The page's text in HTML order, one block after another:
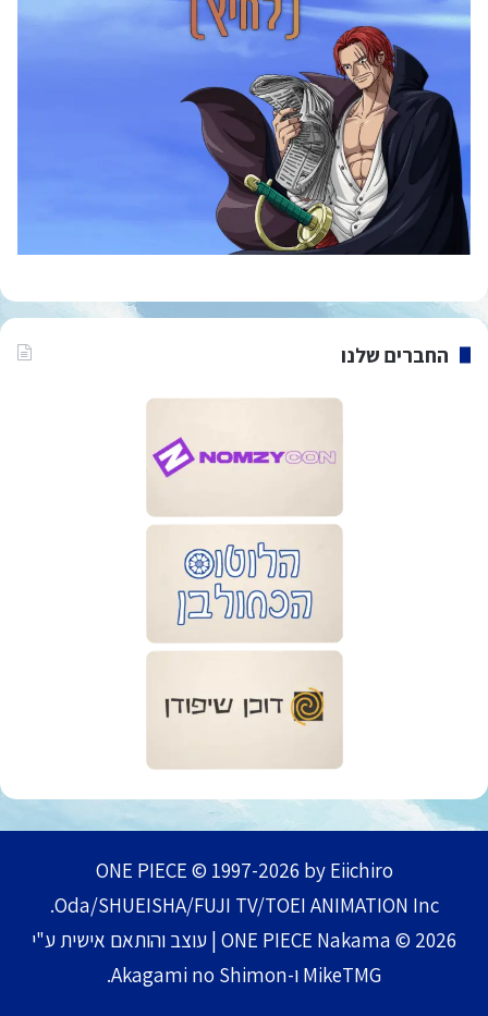
החברים שלנו
ONE PIECE © 1997-2026 by Eiichiro
Oda/SHUEISHA/FUJI TV/TOEI ANIMATION Inc.
ONE PIECE Nakama © 2026 | עוצב והותאם אישית ע"י
MikeTMG ו-Akagami no Shimon.